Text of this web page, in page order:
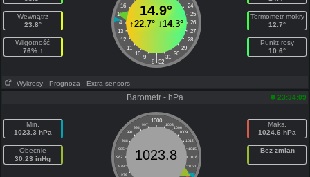
Wewnątrz
23.8°
Wilgotność
76% ↑
16
24
15
25
14
26
13
27
12
28
11
29
10
30
9 31
|
8 32
14.9°
↑22.7°↓14.3°
Termometr mokry
12.7°
Punkt rosy
10.6°
Wykresy - Prognoza - Extra sensors
Barometr - hPa 23:34:09
Min.
1023.3 hPa
Obecnie
30.23 inHg
1000
997 1003
994
1006
991
1009
988
1012
985
1015
982
1018
979
1021
976
1024
1023.8
Maks.
1024.6 hPa
Bez zmian